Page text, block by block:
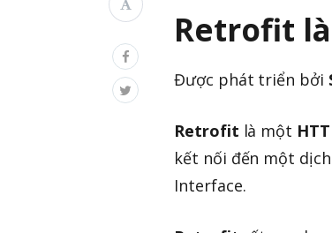
Retrofit
Được phát triển bởi
Retrofit là một
kết nối đến một dịch
Interface.